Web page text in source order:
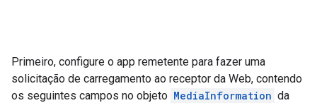
Primeiro, configure o app remetente para fazer uma
solicitação de carregamento ao receptor da Web, contendo
os seguintes campos no objeto MediaInformation da